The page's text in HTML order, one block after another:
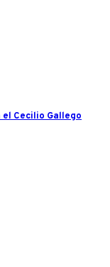
Cecilio Gallego